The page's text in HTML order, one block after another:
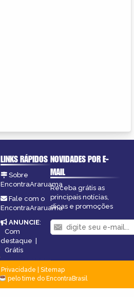
LINKS RÁPIDOS
Sobre
EncontraAraruama
Fale com o
EncontraAraruama
ANUNCIE:
Com
destaque |
Grátis
NOVIDADES POR E-
MAIL
Receba grátis as
principais notícias,
dicas e promoções
Privacidade
Sitemap
pelo time do EncontraBrasil